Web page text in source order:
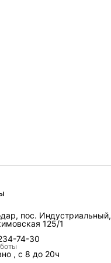
пос. Индустриальный,
125/1
74-30
, с 8 до 20ч